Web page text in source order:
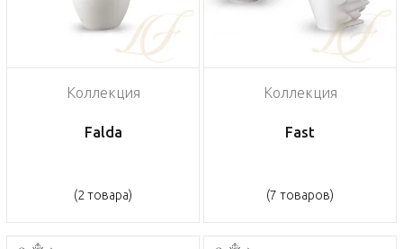
Коллекция
Falda
(2 товара)
Коллекция
Fast
(7 товаров)